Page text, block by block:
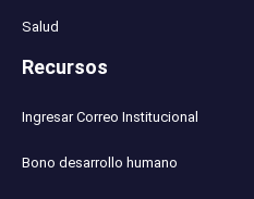
Salud
Recursos
Ingresar Correo Institucional
Bono desarrollo humano